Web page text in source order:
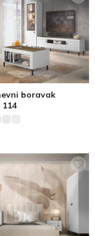
boravak